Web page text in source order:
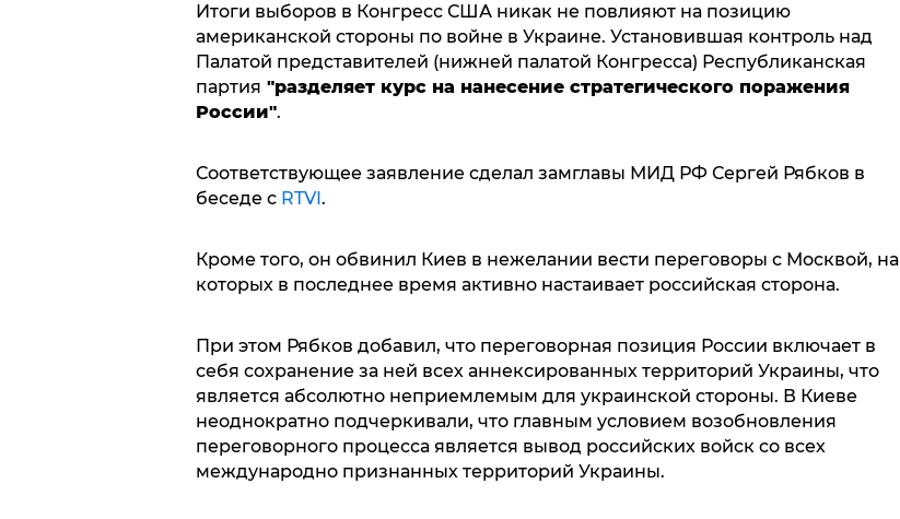
Итоги выборов в Конгресс США никак не повлияют на позицию
американской стороны по войне в Украине. Установившая контроль над
Палатой представителей (нижней палатой Конгресса) Республиканская
партия "разделяет курс на нанесение стратегического поражения
России".
Соответствующее заявление сделал замглавы МИД РФ Сергей Рябков в
беседе с RTVI.
Кроме того, он обвинил Киев в нежелании вести переговоры с Москвой, на
которых в последнее время активно настаивает российская сторона.
При этом Рябков добавил, что переговорная позиция России включает в
себя сохранение за ней всех аннексированных территорий Украины, что
является абсолютно неприемлемым для украинской стороны. В Киеве
неоднократно подчеркивали, что главным условием возобновления
переговорного процесса является вывод российских войск со всех
международно признанных территорий Украины.